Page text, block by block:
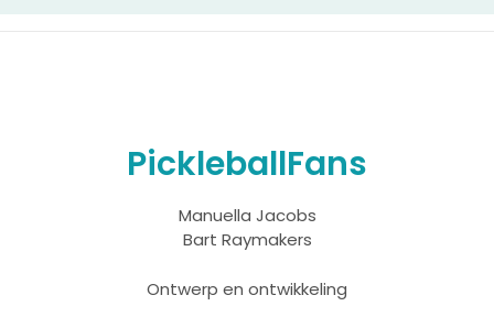
PickleballFans
Manuella Jacobs
Bart Raymakers
Ontwerp en ontwikkeling